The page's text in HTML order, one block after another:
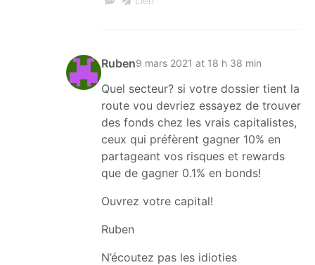
Ruben9 mars 2021 at 18 h 38 min
Quel secteur? si votre dossier tient la
route vou devriez essayez de trouver
des fonds chez les vrais capitalistes,
ceux qui préfèrent gagner 10% en
partageant vos risques et rewards
que de gagner 0.1% en bonds!
Ouvrez votre capital!
Ruben
N’écoutez pas les idioties